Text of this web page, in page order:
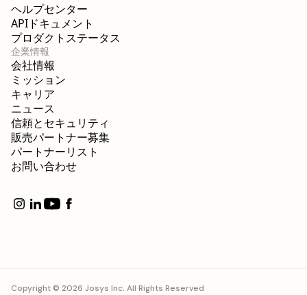
ヘルプセンター
APIドキュメント
プロダクトステータス
企業情報
会社情報
ミッション
キャリア
ニュース
信頼とセキュリティ
販売パートナー募集
パートナーリスト
お問い合わせ
Copyright © 2026 Josys Inc. All Rights Reserved